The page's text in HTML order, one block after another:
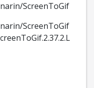
ScreenToGif
ScreenToGif